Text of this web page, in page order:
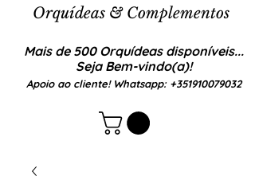
Mais de 500 Orquídeas disponíveis...
Seja Bem-vindo(a)!
Apoio ao cliente! Whatsapp: +351910079032
Orquídeas & Complementos